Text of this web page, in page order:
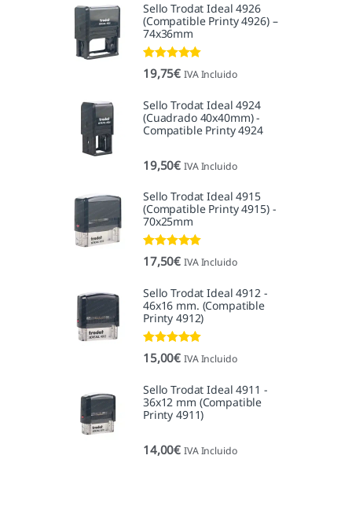
Sello Trodat Ideal 4926
(Compatible Printy 4926) –
74x36mm
Valorado con
5.00de 5
19,75€ IVA Incluido
Sello Trodat Ideal 4924
(Cuadrado 40x40mm) -
Compatible Printy 4924
19,50€ IVA Incluido
Sello Trodat Ideal 4915
(Compatible Printy 4915) -
70x25mm
Valorado con
5.00de 5
17,50€ IVA Incluido
Sello Trodat Ideal 4912 -
46x16 mm. (Compatible
Printy 4912)
Valorado con
5.00de 5
15,00€ IVA Incluido
Sello Trodat Ideal 4911 -
36x12 mm (Compatible
Printy 4911)
14,00€ IVA Incluido